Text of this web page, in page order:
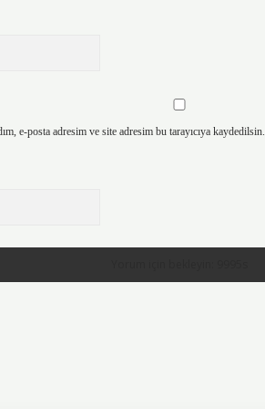
e-posta adresim ve site adresim bu tarayıcıya kaydedilsin.